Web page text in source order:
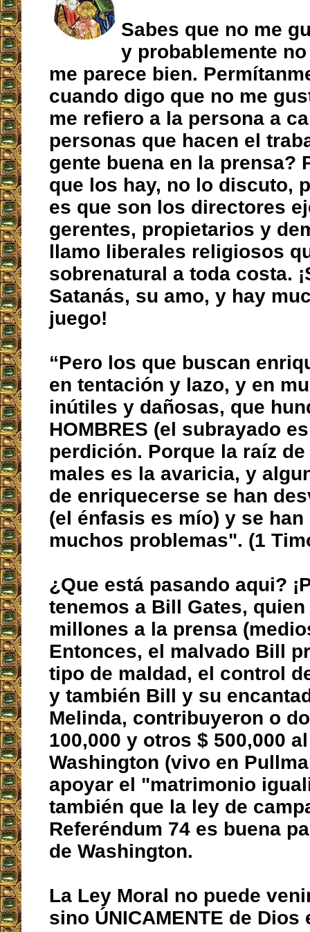
Sabes que no me
y probablemente
me parece bien.
cuando digo que no me
me refiero a la persona a
personas que hacen el
gente buena en la prensa?
que los hay, no lo discuto,
es que son los directores
gerentes, propietarios y
llamo liberales religiosos
sobrenatural a toda costa.
Satanás, su amo, y hay
juego!
“Pero los que buscan
en tentación y lazo, y en
inútiles y dañosas, que
HOMBRES (el subrayado
perdición. Porque la raíz
males es la avaricia, y
de enriquecerse se han
(el énfasis es mío) y se han
muchos problemas". (1
¿Que está pasando aqui?
tenemos a Bill Gates, quien
millones a la prensa
Entonces, el malvado Bill
tipo de maldad, el control
y también Bill y su
Melinda, contribuyeron o
100,000 y otros $ 500,000
Washington (vivo en
apoyar el "matrimonio
también que la ley de
Referéndum 74 es buena
de Washington.
La Ley Moral no puede
sino ÚNICAMENTE de Dios